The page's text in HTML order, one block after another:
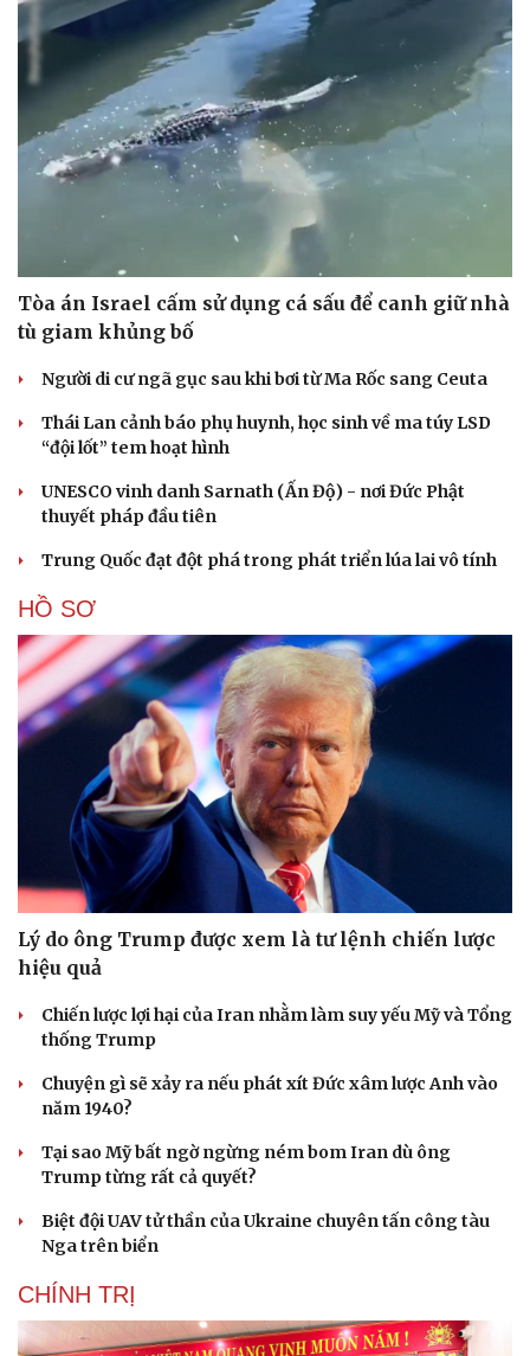
Cải chính
Tòa án Israel cấm sử dụng cá sấu để canh giữ nhà
tù giam khủng bố
Người di cư ngã gục sau khi bơi từ Ma Rốc sang Ceuta
Thái Lan cảnh báo phụ huynh, học sinh về ma túy LSD
“đội lốt” tem hoạt hình
UNESCO vinh danh Sarnath (Ấn Độ) - nơi Đức Phật
thuyết pháp đầu tiên
Trung Quốc đạt đột phá trong phát triển lúa lai vô tính
HỒ SƠ
Lý do ông Trump được xem là tư lệnh chiến lược
hiệu quả
Chiến lược lợi hại của Iran nhằm làm suy yếu Mỹ và Tổng
thống Trump
Chuyện gì sẽ xảy ra nếu phát xít Đức xâm lược Anh vào
năm 1940?
Tại sao Mỹ bất ngờ ngừng ném bom Iran dù ông
Trump từng rất cả quyết?
Biệt đội UAV tử thần của Ukraine chuyên tấn công tàu
Nga trên biển
CHÍNH TRỊ